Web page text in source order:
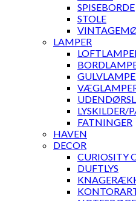
SPISEBORDE
STOLE
LAMPER
LYSKILDER/
FATNINGER
HAVEN
DECOR
CURIOSITY
DUFTLYS